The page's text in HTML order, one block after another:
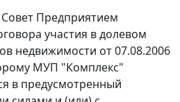
Предприятием
участия в долевом
недвижимости от 07.08.2006
МУП "Комплекс"
в предусмотренный